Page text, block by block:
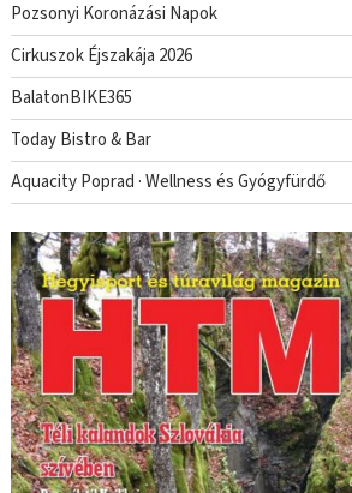
Pozsonyi Koronázási Napok
Cirkuszok Éjszakája 2026
BalatonBIKE365
Today Bistro & Bar
Aquacity Poprad · Wellness és Gyógyfürdő